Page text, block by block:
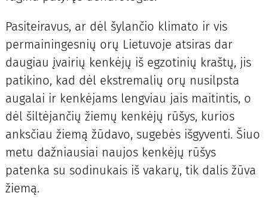
Pasiteiravus, ar dėl šylančio klimato ir vis
permainingesnių orų Lietuvoje atsiras dar
daugiau įvairių kenkėjų iš egzotinių kraštų, jis
patikino, kad dėl ekstremalių orų nusilpsta
augalai ir kenkėjams lengviau jais maitintis, o
dėl šiltėjančių žiemų kenkėjų rūšys, kurios
anksčiau žiemą žūdavo, sugebės išgyventi. Šiuo
metu dažniausiai naujos kenkėjų rūšys
patenka su sodinukais iš vakarų, tik dalis žūva
žiemą.